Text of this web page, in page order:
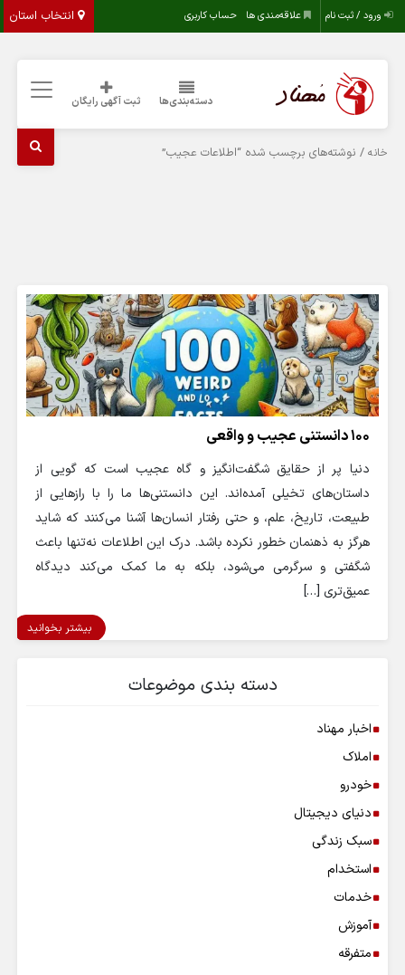
انتخاب استان ورود / ثبت نام علاقه‌مندی ها حساب کاربری
دسته‌بندی‌ها ثبت آگهی رایگان
خانه / نوشته‌های برچسب شده “اطلاعات عجیب”
۱۰۰ دانستنی عجیب و واقعی
دنیا پر از حقایق شگفت‌انگیز و گاه عجیب است که گویی از
داستان‌های تخیلی آمده‌اند. این دانستنی‌ها ما را با رازهایی از
طبیعت، تاریخ، علم، و حتی رفتار انسان‌ها آشنا می‌کنند که شاید
هرگز به ذهنمان خطور نکرده باشد. درک این اطلاعات نه‌تنها باعث
شگفتی و سرگرمی می‌شود، بلکه به ما کمک می‌کند دیدگاه
عمیق‌تری […]
بیشتر بخوانید
دسته بندی موضوعات
اخبار مهناد
املاک
خودرو
دنیای دیجیتال
سبک زندگی
استخدام
خدمات
آموزش
متفرقه